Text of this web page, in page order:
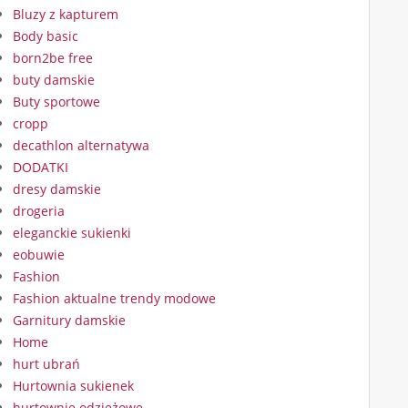
Bluzy z kapturem
Body basic
born2be free
buty damskie
Buty sportowe
cropp
decathlon alternatywa
DODATKI
dresy damskie
drogeria
eleganckie sukienki
eobuwie
Fashion
Fashion aktualne trendy modowe
Garnitury damskie
Home
hurt ubrań
Hurtownia sukienek